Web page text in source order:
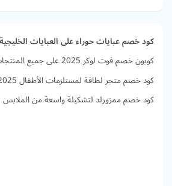
كود خصم عبايات حوراء على العبايات الخليجية
كوبون خصم فوت لوكر 2025 على جميع المنتجات
كود خصم متجر لطافة لمستلزمات الأطفال 2025
كود خصم ممزورلد لتشكيلة واسعة من الملابس